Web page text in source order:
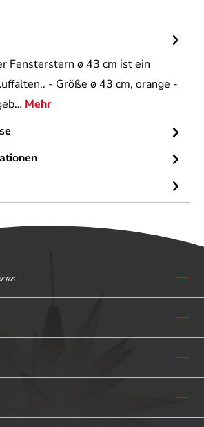
Fensterstern ø 43 cm ist ein
- Größe ø 43 cm, orange -
Mehr